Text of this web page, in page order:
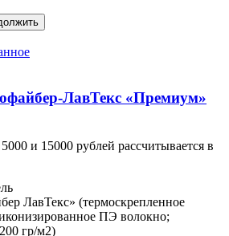
ЛавТекс «Премиум»
и 15000 рублей рассчитывается в
ЛавТекс» (термоскрепленное
ПЭ волокно;
гр/м2)